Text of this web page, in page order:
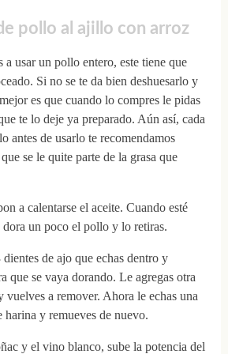
pollo al ajillo con arroz
a usar un pollo entero, este tiene que
Si no se te da bien deshuesarlo y
es que cuando lo compres le pidas
te lo deje ya preparado. Aún así, cada
antes de usarlo te recomendamos
se le quite parte de la grasa que
a calentarse el aceite. Cuando esté
un poco el pollo y lo retiras.
de ajo que echas dentro y
que se vaya dorando. Le agregas otra
vuelves a remover. Ahora le echas una
harina y remueves de nuevo.
y el vino blanco, sube la potencia del